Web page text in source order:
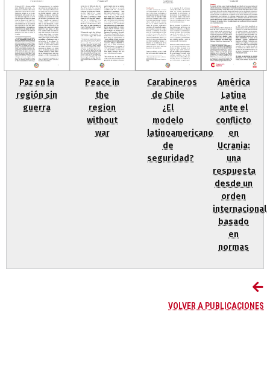
Paz en la
región sin
guerra
Peace in
the
region
without
war
Carabineros
de Chile
¿El
modelo
latinoamericano
de
seguridad?
América
Latina
ante el
conflicto
en
Ucrania:
una
respuesta
desde un
orden
internacional
basado
en
normas
VOLVER A PUBLICACIONES